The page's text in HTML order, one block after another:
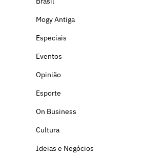
Mogy Antiga
Especiais
Eventos
Opinião
Esporte
On Business
Cultura
Ideias e Negócios